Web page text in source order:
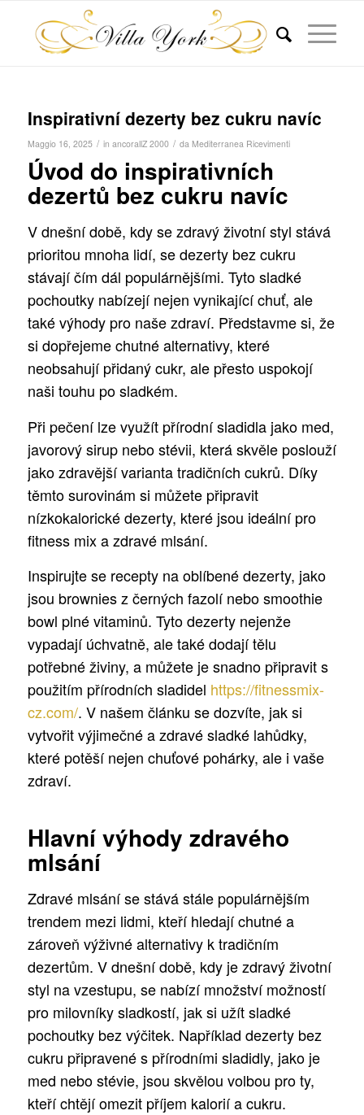
Inspirativní dezerty bez cukru navíc
Maggio 16, 2025 / in ancorallZ 2000 / da Mediterranea Ricevimenti
Úvod do inspirativních
dezertů bez cukru navíc
V dnešní době, kdy se zdravý životní styl stává
prioritou mnoha lidí, se dezerty bez cukru
stávají čím dál populárnějšími. Tyto sladké
pochoutky nabízejí nejen vynikající chuť, ale
také výhody pro naše zdraví. Představme si, že
si dopřejeme chutné alternativy, které
neobsahují přidaný cukr, ale přesto uspokojí
naši touhu po sladkém.
Při pečení lze využít přírodní sladidla jako med,
javorový sirup nebo stévii, která skvěle poslouží
jako zdravější varianta tradičních cukrů. Díky
těmto surovinám si můžete připravit
nízkokalorické dezerty, které jsou ideální pro
fitness mix a zdravé mlsání.
Inspirujte se recepty na oblíbené dezerty, jako
jsou brownies z černých fazolí nebo smoothie
bowl plné vitaminů. Tyto dezerty nejenže
vypadají úchvatně, ale také dodají tělu
potřebné živiny, a můžete je snadno připravit s
použitím přírodních sladidel https://fitnessmix-
cz.com/. V našem článku se dozvíte, jak si
vytvořit výjimečné a zdravé sladké lahůdky,
které potěší nejen chuťové pohárky, ale i vaše
zdraví.
Hlavní výhody zdravého
mlsání
Zdravé mlsání se stává stále populárnějším
trendem mezi lidmi, kteří hledají chutné a
zároveň výživné alternativy k tradičním
dezertům. V dnešní době, kdy je zdravý životní
styl na vzestupu, se nabízí množství možností
pro milovníky sladkostí, jak si užít sladké
pochoutky bez výčitek. Například dezerty bez
cukru připravené s přírodními sladidly, jako je
med nebo stévie, jsou skvělou volbou pro ty,
kteří chtějí omezit příjem kalorií a cukru.